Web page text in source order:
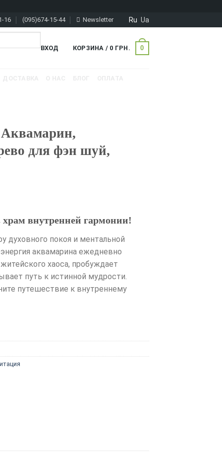
16 (095)674-15-44 Newsletter Ru Ua
ВХОД КОРЗИНА / 0 ГРН. 0
Аквамарин,
для фэн шуй,
внутренней гармонии!
духовного покоя и ментальной
аквамарина ежедневно
хаоса, пробуждает
путь к истинной мудрости.
путешествие к внутреннему